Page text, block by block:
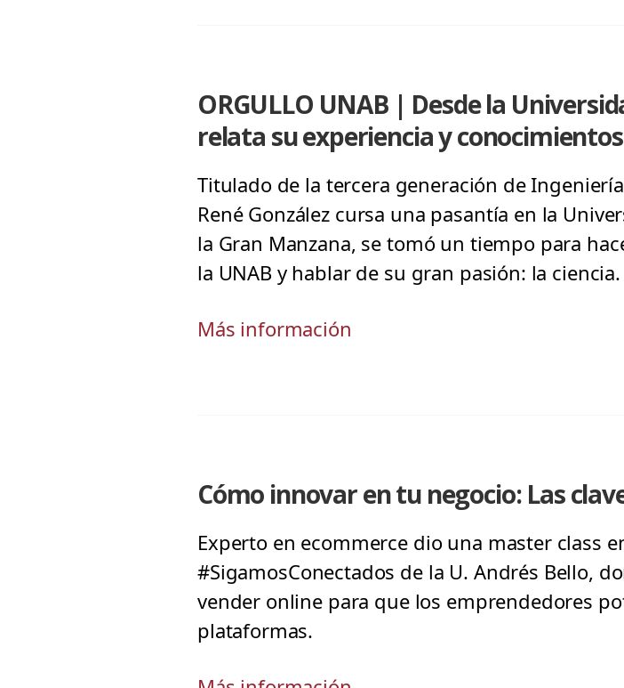
ORGULLO UNAB | Desde la
relata su experiencia y conocimientos
Titulado de la tercera generación de
René González cursa una pasantía en la
la Gran Manzana, se tomó un tiempo para
la UNAB y hablar de su gran pasión: la ciencia.
Más información
Cómo innovar en tu negocio: Las
Experto en ecommerce dio una master class
#SigamosConectados de la U. Andrés Bello,
vender online para que los emprendedores
plataformas.